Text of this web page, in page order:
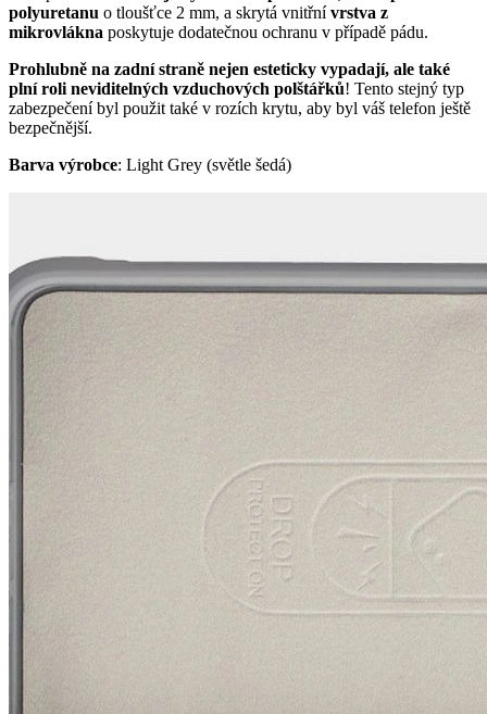
polyuretanu o tloušťce 2 mm, a skrytá vnitřnívrstva z
mikrovlákna poskytuje dodatečnou ochranu v případě pádu.
Prohlubně na zadní straně nejen esteticky vypadají, ale také
plní roli neviditelných vzduchových polštářků! Tento stejný typ
zabezpečení byl použit také v rozích krytu, aby byl váš telefon ještě
bezpečnější.
Barva výrobce: Light Grey (světle šedá)